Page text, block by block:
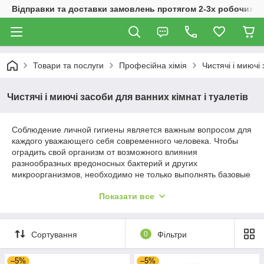
Відправки та доставки замовлень протягом 2-3х робочих
Товари та послуги Професійна хімія Чистячі і миючі
Чистячі і миючі засоби для ванних кімнат і туалетів
Соблюдение личной гигиены является важным вопросом для
каждого уважающего себя современного человека. Чтобы
оградить свой организм от возможного влияния
разнообразных вредоносных бактерий и других
микроорганизмов, необходимо не только выполнять базовые
окружения. В особенности это касается мест приема пищи, а
гигиены в подобных помещениях используется широкий
спектр специализированных моющих средств, которые
обладают собственными особенностями применения.
Чтобы не ошибиться с выбором нужной продукции,
Показати все
Сортування 0 Фільтри
–5% –5%